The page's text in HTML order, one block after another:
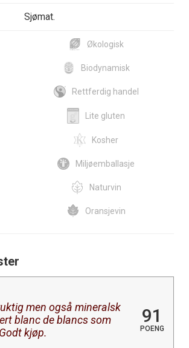
Sjømat.
Økologisk
Biodynamisk
Rettferdig handel
Lite gluten
Kosher
Miljøemballasje
Naturvin
Oransjevin
men også mineralsk
blanc de blancs som
kjøp.
91
POENG